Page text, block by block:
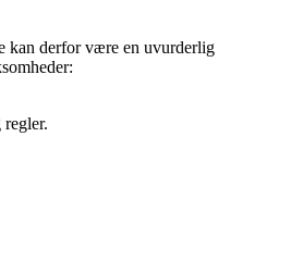
kan derfor være en uvurderlig